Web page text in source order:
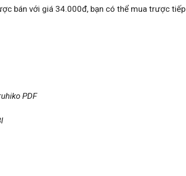
bán với giá 34.000đ, bạn có thể mua trược tiếp
PDF